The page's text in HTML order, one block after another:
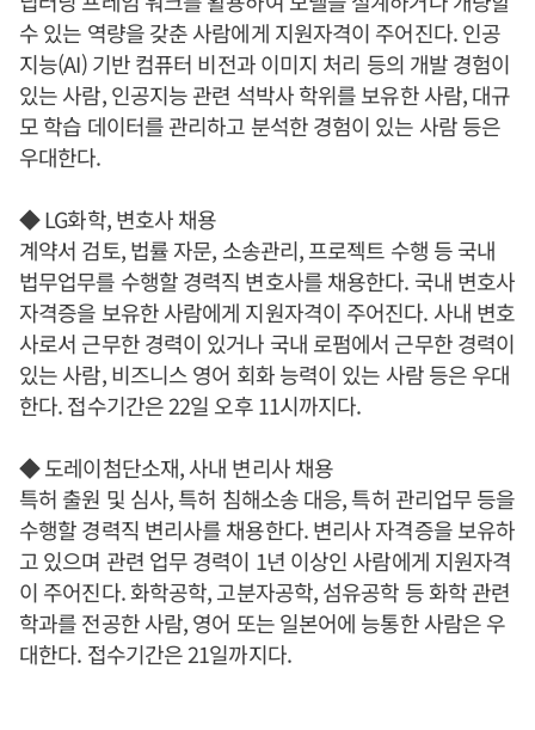
수 있는 역량을 갖춘 사람에게 지원자격이 주어진다. 인공
지능(AI) 기반 컴퓨터 비전과 이미지 처리 등의 개발 경험이
있는 사람, 인공지능 관련 석박사 학위를 보유한 사람, 대규
모 학습 데이터를 관리하고 분석한 경험이 있는 사람 등은
우대한다.
◆ LG화학, 변호사 채용
계약서 검토, 법률 자문, 소송관리, 프로젝트 수행 등 국내
법무업무를 수행할 경력직 변호사를 채용한다. 국내 변호사
자격증을 보유한 사람에게 지원자격이 주어진다. 사내 변호
사로서 근무한 경력이 있거나 국내 로펌에서 근무한 경력이
있는 사람, 비즈니스 영어 회화 능력이 있는 사람 등은 우대
한다. 접수기간은 22일 오후 11시까지다.
◆ 도레이첨단소재, 사내 변리사 채용
특허 출원 및 심사, 특허 침해소송 대응, 특허 관리업무 등을
수행할 경력직 변리사를 채용한다. 변리사 자격증을 보유하
고 있으며 관련 업무 경력이 1년 이상인 사람에게 지원자격
이 주어진다. 화학공학, 고분자공학, 섬유공학 등 화학 관련
학과를 전공한 사람, 영어 또는 일본어에 능통한 사람은 우
대한다. 접수기간은 21일까지다.